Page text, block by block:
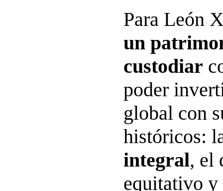
Para León
un
custodiar
poder
global con
históricos:
integral, el
equitativo y